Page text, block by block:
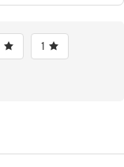
1